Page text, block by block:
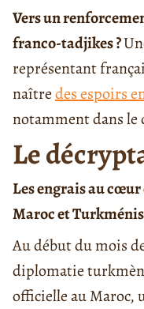
Vers un
franco-tadjikes ?
représentant
naîtredes espoirs
notamment dans
Le
Les engrais au
Maroc et
Au début du mois
diplomatie
officielle au Maroc,